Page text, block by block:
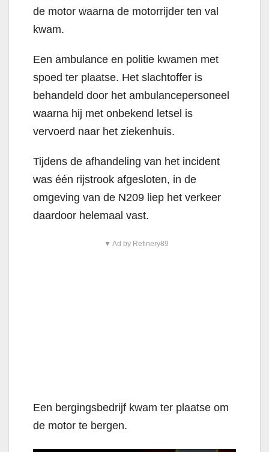
de motor waarna de motorrijder ten val
kwam.
Een ambulance en politie kwamen met
spoed ter plaatse. Het slachtoffer is
behandeld door het ambulancepersoneel
waarna hij met onbekend letsel is
vervoerd naar het ziekenhuis.
Tijdens de afhandeling van het incident
was één rijstrook afgesloten, in de
omgeving van de N209 liep het verkeer
daardoor helemaal vast.
▼ Ad by Refinery89
Een bergingsbedrijf kwam ter plaatse om
de motor te bergen.